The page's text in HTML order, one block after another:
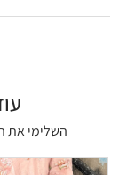
השלימי את